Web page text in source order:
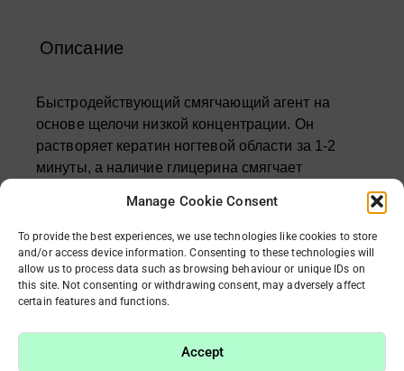
Manage Cookie Consent
To provide the best experiences, we use technologies like cookies to store
and/or access device information. Consenting to these technologies will
allow us to process data such as browsing behaviour or unique IDs on
this site. Not consenting or withdrawing consent, may adversely affect
certain features and functions.
Accept
Описание
Быстродействующий смягчающий агент на
основе щелочи низкой концентрации. Он
растворяет кератин ногтевой области за 1-2
минуты, а наличие глицерина смягчает
кератолитический эффект, увлажняет и смягчает
кожу, способствует проникновению воды в
более глубокие слои кожи.
Кератолитик необходимо быстро удалить с кожи,
чтобы предотвратить нежелательные эффекты.
Требует обязательного использования
кутикулу. Оставьте на 45 секунд или немного